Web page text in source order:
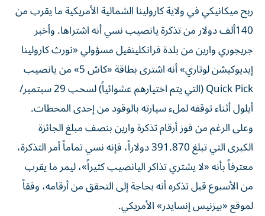
ربح ميكانيكي في ولاية كارولينا الشمالية الأمريكية ما يقرب من
140ألف دولار من تذكرة يانصيب نسي أنه اشتراها. وأخبر
جريجوري وارين من بلدة فرانكلينفيل مسؤولي «نورث كارولينا
إيديوكيشن لوتاري» أنه اشترى بطاقة «كاش 5» من يانصيب
Quick Pick (التي يتم اختيارهم عشوائياً) لسحب 29 سبتمبر/
أيلول أثناء توقفه لملء سيارته بالوقود من إحدى المحطات.
وعلى الرغم من فوز أرقام تذكرة وارين بنصف مبلغ الجائزة
الكبرى التي تبلغ 391.870 دولاراً، فإنه نسي تماماً أمر التذكرة،
معترفاً بأنه «لا يشتري تذاكر اليانصيب كثيراً»، ليمر ما يقرب
من الأسبوع قبل تذكره أنه بحاجة إلى التحقق من أرقامه، وفقاً
لموقع «بيزنيس إنسايدر» الأمريكي.